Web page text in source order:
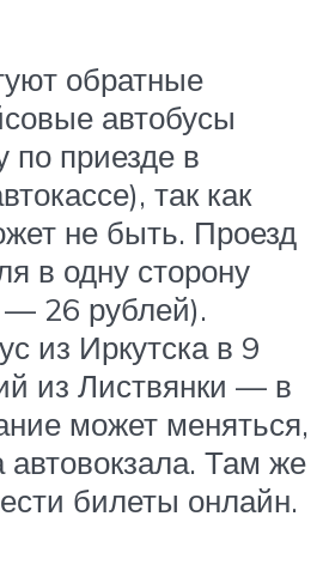
обратные
автобусы
по приезде в
так как
не быть. Проезд
в одну сторону
— 26 рублей).
из Иркутска в 9
из Листвянки — в
может меняться,
автовокзала. Там же
билеты онлайн.